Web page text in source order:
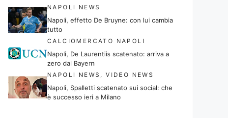
NAPOLI NEWS
Napoli, effetto De Bruyne: con lui cambia
tutto
CALCIOMERCATO NAPOLI
Napoli, De Laurentiis scatenato: arriva a
zero dal Bayern
NAPOLI NEWS ,VIDEO NEWS
Napoli, Spalletti scatenato sui social: che
è successo ieri a Milano